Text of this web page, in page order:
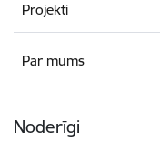
Projekti
Par mums
Noderīgi